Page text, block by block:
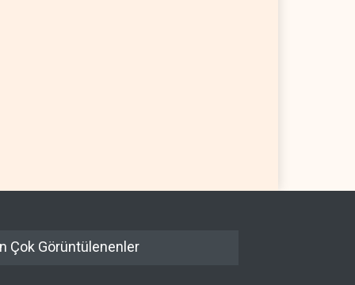
Çok Görüntülenenler